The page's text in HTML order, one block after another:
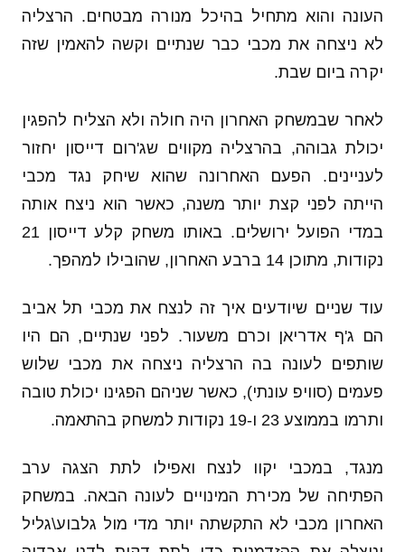
העונה והוא מתחיל בהיכל מנורה מבטחים. הרצליה
לא ניצחה את מכבי כבר שנתיים וקשה להאמין שזה
יקרה ביום שבת.
לאחר שבמשחק האחרון היה חולה ולא הצליח להפגין
יכולת גבוהה, בהרצליה מקווים שג'רום דייסון יחזור
לעניינים. הפעם האחרונה שהוא שיחק נגד מכבי
הייתה לפני קצת יותר משנה, כאשר הוא ניצח אותה
במדי הפועל ירושלים. באותו משחק קלע דייסון 21
נקודות, מתוכן 14 ברבע האחרון, שהובילו למהפך.
עוד שניים שיודעים איך זה לנצח את מכבי תל אביב
הם ג'ף אדריאן וכרם משעור. לפני שנתיים, הם היו
שותפים לעונה בה הרצליה ניצחה את מכבי שלוש
פעמים (סוויפ עונתי), כאשר שניהם הפגינו יכולת טובה
ותרמו בממוצע 23 ו-19 נקודות למשחק בהתאמה.
מנגד, במכבי יקוו לנצח ואפילו לתת הצגה ערב
הפתיחה של מכירת המינויים לעונה הבאה. במשחק
האחרון מכבי לא התקשתה יותר מדי מול גלבוע\גליל